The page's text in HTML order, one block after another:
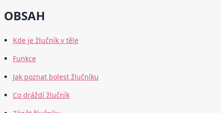
OBSAH
Kde je žlučník v těle
Funkce
Jak poznat bolest žlučníku
Co dráždí žlučník